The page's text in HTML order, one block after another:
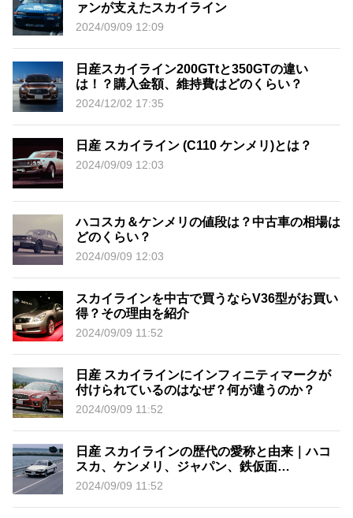
ァンが支えたスカイライン
2024/09/09 12:09
日産スカイライン200GTtと350GTの違い
は！？購入金額、維持費はどのくらい？
2024/12/02 17:35
日産 スカイライン (C110 ケンメリ)とは？
2024/09/09 12:03
ハコスカ＆ケンメリの値段は？中古車の相場は
どのくらい？
2024/09/09 12:03
スカイラインを中古で買うならV36型がお買い
得？その理由を紹介
2024/09/09 11:52
日産 スカイラインにインフィニティマークが
付けられているのはなぜ？何が違うのか？
2024/09/09 11:52
日産 スカイラインの歴代の愛称と由来｜ハコ
スカ、ケンメリ、ジャパン、鉄仮面…
2024/09/09 11:52